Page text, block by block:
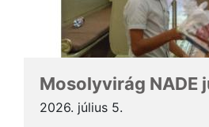
Mosolyvirág NADE
2026. július 5.